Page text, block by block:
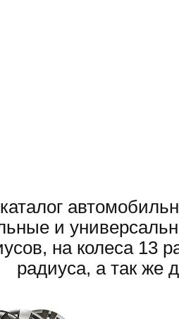
и
на колеса 13
радиуса, а так же